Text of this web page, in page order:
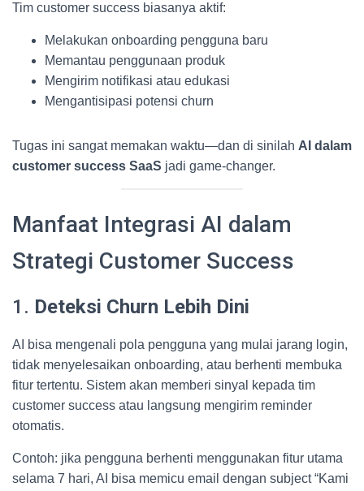
Tim customer success biasanya aktif:
Melakukan onboarding pengguna baru
Memantau penggunaan produk
Mengirim notifikasi atau edukasi
Mengantisipasi potensi churn
Tugas ini sangat memakan waktu—dan di sinilah AI dalam
customer success SaaS jadi game-changer.
Manfaat Integrasi AI dalam
Strategi Customer Success
1. Deteksi Churn Lebih Dini
AI bisa mengenali pola pengguna yang mulai jarang login,
tidak menyelesaikan onboarding, atau berhenti membuka
fitur tertentu. Sistem akan memberi sinyal kepada tim
customer success atau langsung mengirim reminder
otomatis.
Contoh: jika pengguna berhenti menggunakan fitur utama
selama 7 hari, AI bisa memicu email dengan subject “Kami